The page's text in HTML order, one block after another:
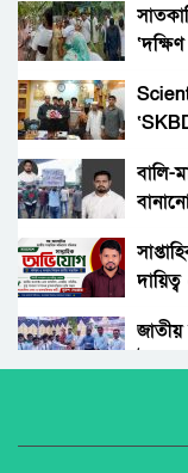
আয়ের
বালি-
জাতীয়